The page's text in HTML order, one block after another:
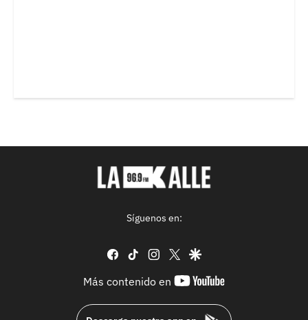
Síguenos en:
facebook
tiktok instagram
twittergoogle
Más contenido en
youtube-